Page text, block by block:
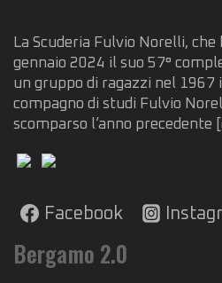
La Scuderia Fulvio Norelli,
gennaio 2024 il suo 57°
un gruppo di ragazzi nel 1967
compagno di studi Fulvio
scomparso l’anno precedente
Facebook
Bergamo 2.0